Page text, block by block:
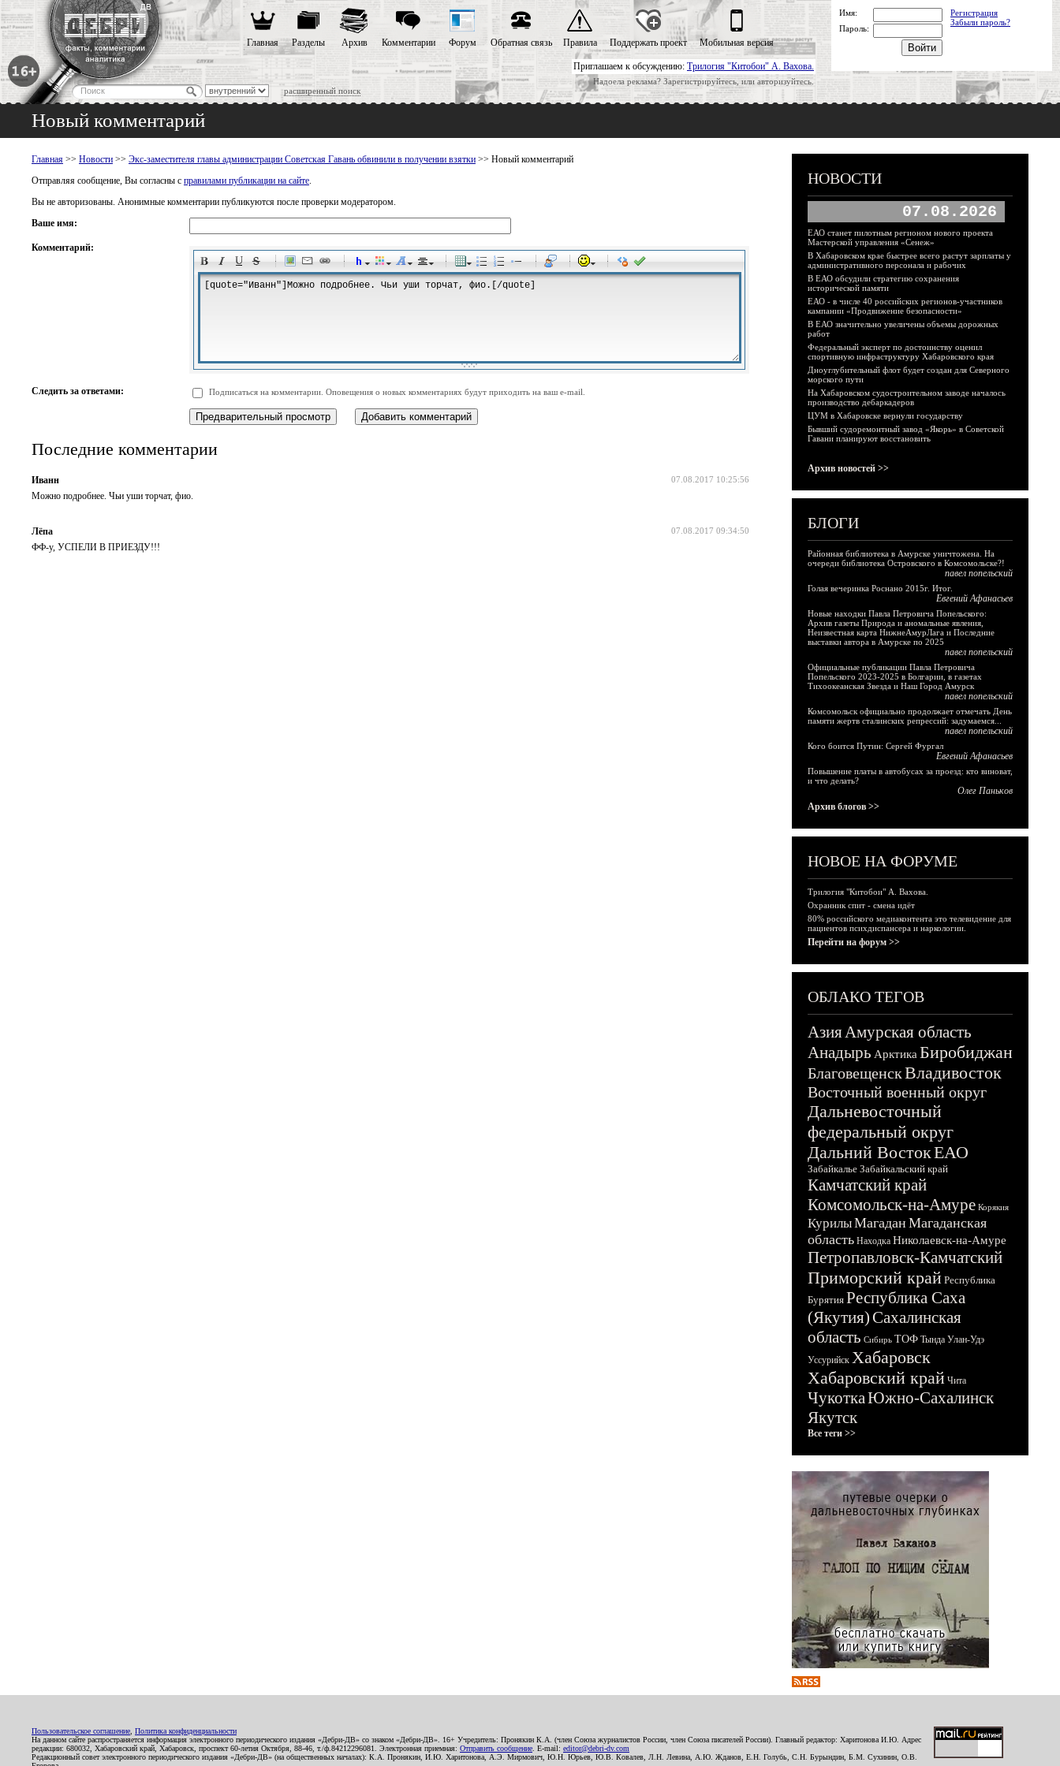
Приглашаем к обсуждению: Трилогия "Китобои" А. Вахова.
Надоела реклама? Зарегистрируйтесь, или авторизуйтесь.
расширенный поиск
Главная Разделы Архив Комментарии Форум Обратная связь Правила Поддержать проект Мобильная версия
Имя:
Регистрация
Забыли пароль?
Пароль:
Новый комментарий
Главная >> Новости >> Экс-заместителя главы администрации Советская Гавань обвинили в получении взятки >> Новый комментарий
Отправляя сообщение, Вы согласны с правилами публикации на сайте.
Вы не авторизованы. Анонимные комментарии публикуются после проверки модератором.
Ваше имя:
Комментарий:
-
-
-
-
-
-
-
-
-
-
-
-
-
-
-
-
-
-
-
-
-
-
-
-
-
-
-
-
-
-
Следить за ответами: Подписаться на комментарии. Оповещения о новых комментариях будут приходить на ваш e-mail.
Последние комментарии
07.08.2017 10:25:56
Иванн
Можно подробнее. Чьи уши торчат, фио.
07.08.2017 09:34:50
Лёпа
ФФ-у, УСПЕЛИ В ПРИЕЗДУ!!!
НОВОСТИ
07.08.2026
ЕАО станет пилотным регионом нового проекта
Мастерской управления «Сенеж»
В Хабаровском крае быстрее всего растут зарплаты у
административного персонала и рабочих
В ЕАО обсудили стратегию сохранения
исторической памяти
ЕАО - в числе 40 российских регионов-участников
кампании «Продвижение безопасности»
В ЕАО значительно увеличены объемы дорожных
работ
Федеральный эксперт по достоинству оценил
спортивную инфраструктуру Хабаровского края
Дноуглубительный флот будет создан для Северного
морского пути
На Хабаровском судостроительном заводе началось
производство дебаркадеров
ЦУМ в Хабаровске вернули государству
Бывший судоремонтный завод «Якорь» в Советской
Гавани планируют восстановить
Архив новостей >>
БЛОГИ
Районная библиотека в Амурске уничтожена. На
очереди библиотека Островского в Комсомольске?!
павел попельский
Голая вечеринка Роснано 2015г. Итог.
Евгений Афанасьев
Новые находки Павла Петровича Попельского:
Архив газеты Природа и аномальные явления,
Неизвестная карта НижнеАмурЛага и Последние
выставки автора в Амурске по 2025
павел попельский
Официальные публикации Павла Петровича
Попельского 2023-2025 в Болгарии, в газетах
Тихоокеанская Звезда и Наш Город Амурск
павел попельский
Комсомольск официально продолжает отмечать День
памяти жертв сталинских репрессий: задумаемся...
павел попельский
Кого боится Путин: Сергей Фургал
Евгений Афанасьев
Повышение платы в автобусах за проезд: кто виноват,
и что делать?
Олег Паньков
Архив блогов >>
НОВОЕ НА ФОРУМЕ
Трилогия "Китобои" А. Вахова.
Охранник спит - смена идёт
80% российского медиаконтента это телевидение для
пациентов психдиспансера и наркологии.
Перейти на форум >>
ОБЛАКО ТЕГОВ
АзияАмурская область
Анадырь Арктика Биробиджан
БлаговещенскВладивосток
Восточный военный округ
Дальневосточный
федеральный округ
Дальний ВостокЕАО
Забайкалье Забайкальский край
Камчатский край
Комсомольск-на-Амуре Корякия
КурилыМагадан Магаданская
область Находка Николаевск-на-Амуре
Петропавловск-Камчатский
Приморский край Республика
Бурятия Республика Саха
(Якутия)Сахалинская
область Сибирь ТОФ Тында Улан-Удэ
Уссурийск Хабаровск
Хабаровский край Чита
ЧукоткаЮжно-Сахалинск
Якутск
Все теги >>
Пользовательское соглашение Политика конфиденциальности
На данном сайте распространяется информация электронного периодического издания «Дебри-ДВ» со знаком «Дебри-ДВ». 16+ Учредитель: Пронякин К.А. (член Союза журналистов России, член Союза писателей России). Главный редактор: Харитонова И.Ю. Адрес
редакции: 680032, Хабаровский край, Хабаровск, проспект 60-летия Октября, 88-46, т./ф.84212296081. Электронная приемная: Отправить сообщение . E-mail: editor@debri-dv.com
Редакционный совет электронного периодического издания «Дебри-ДВ» (на общественных началах): К.А. Пронякин, И.Ю. Харитонова, А.Э. Мирмович, Ю.Н. Юрьев, Ю.В. Ковалев, Л.Н. Левина, А.Ю. Жданов, Е.Н. Голубь, С.Н. Бурындин, Б.М. Сухинин, О.В.